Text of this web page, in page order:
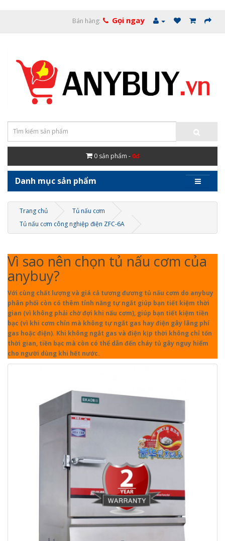
Bán hàng: Gọi ngay
0 sản phẩm - 0đ
Danh mục sản phẩm
Trang chủ
Tủ nấu cơm
Tủ nấu cơm công nghiệp điện ZFC-6A
Vì sao nên chọn tủ nấu cơm của
anybuy?
Với cùng chất lượng và giá cả tương đương tủ nấu cơm do anybuy
phân phối còn có thêm tính năng tự ngắt giúp bạn tiết kiệm thời
gian (vì không phải chờ đợi khi nấu cơm), giúp bạn tiết kiệm tiền
bạc (vì khi cơm chín mà không tự ngắt gas hay điện gây lãng phí
gas hoặc điện). Khi không ngắt gas và điện kịp thời không chỉ tốn
thời gian, tiền bạc mà còn có thể dẫn đến cháy tủ gây nguy hiểm
cho người dùng khi hết nước.